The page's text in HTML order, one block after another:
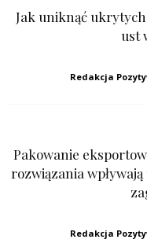
Jak uniknąć
ust
Redakcja
Pakowanie
rozwiązania
Redakcja